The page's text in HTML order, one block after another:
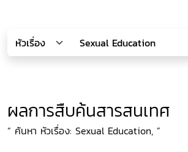
ผลการสืบค้นสารสนเทศ
“ ค้นหา หัวเรื่อง: Sexual Education, ”